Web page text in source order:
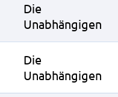
Die
Unabhängigen
Die
Unabhängigen